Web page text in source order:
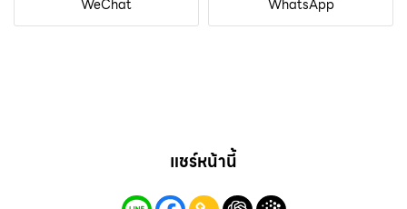
WeChat WhatsApp
แชร์หน้านี้